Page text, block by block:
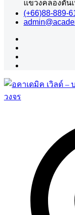
แขวงคลองตัน
(+66)88-889-